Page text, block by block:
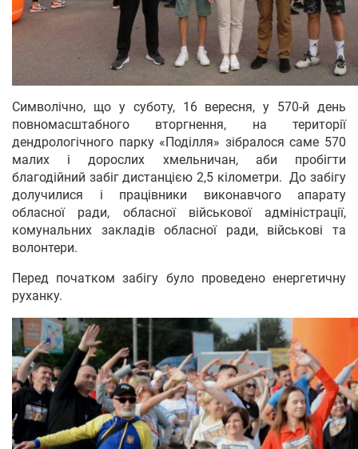
Символічно, що у суботу, 16 вересня, у 570-й день
повномасштабного вторгнення, на території
дендрологічного парку «Поділля» зібралося саме 570
малих і дорослих хмельничан, аби пробігти
благодійний забіг дистанцією 2,5 кілометри. До забігу
долучилися і працівники виконавчого апарату
обласної ради, обласної військової адміністрації,
комунальних закладів обласної ради, військові та
волонтери.
Перед початком забігу було проведено енергетичну
руханку.